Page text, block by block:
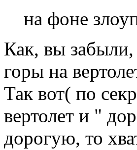
на фоне
Как, вы забыли,
горы на
Так вот( по
вертолет и "
дорогую, то